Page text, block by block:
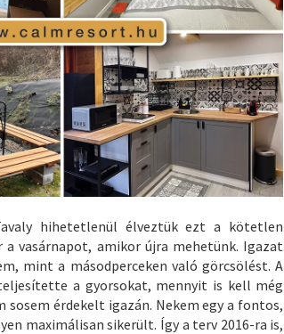
hihetetlenül élveztük ezt a kötetlen
vasárnapot, amikor újra mehetünk. Igazat
mint a másodperceken való görcsölést. A
a gyorsokat, mennyit is kell még
érdekelt igazán. Nekem egy a fontos,
maximálisan sikerült. Így a terv 2016-ra is,